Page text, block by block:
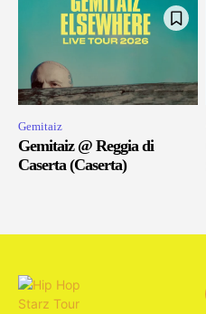
Gemitaiz
Gemitaiz @ Reggia di
Caserta (Caserta)